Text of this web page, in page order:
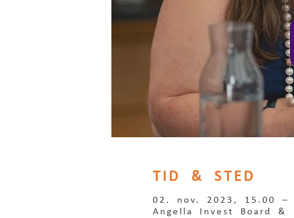
TID & STED
02. nov. 2023, 15.00 –
Angella Invest Board &